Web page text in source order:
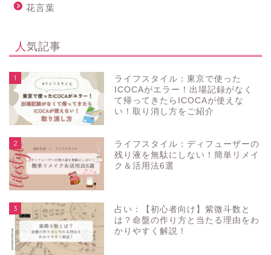
花言葉
人気記事
1
ライフスタイル：東京で使った
ICOCAがエラー！出場記録がなく
て帰ってきたらICOCAが使えな
い！取り消し方をご紹介
2
ライフスタイル：ディフューザーの
残り液を無駄にしない！簡単リメイ
ク＆活用法6選
3
占い：【初心者向け】紫微斗数と
は？命盤の作り方と当たる理由をわ
かりやすく解説！